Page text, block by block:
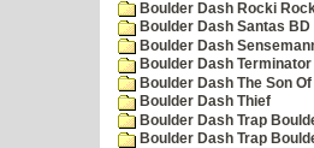
Boulder Dash Rocki
Boulder Dash Santas
Boulder Dash
Boulder Dash
Boulder Dash The Son
Boulder Dash Thief
Boulder Dash Trap
Boulder Dash Trap